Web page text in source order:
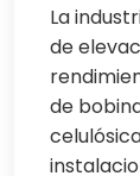
La
de
de